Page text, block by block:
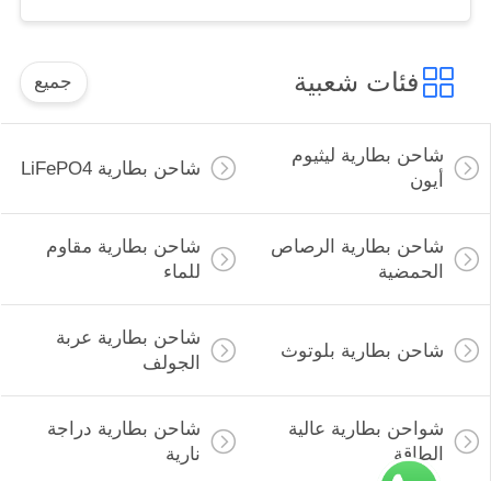
فئات شعبية جميع
شاحن بطارية ليثيوم
أيون
شاحن بطارية LiFePO4
شاحن بطارية الرصاص
الحمضية
شاحن بطارية مقاوم
للماء
شاحن بطارية بلوتوث
شاحن بطارية عربة
الجولف
شواحن بطارية عالية
الطاقة
شاحن بطارية دراجة
نارية